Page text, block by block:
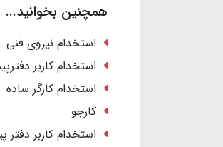
همچنین بخوانید...
استخدام نیروی فنی
استخدام کاربر
استخدام کارگر ساده
کارجو
استخدام کاربر دفتر